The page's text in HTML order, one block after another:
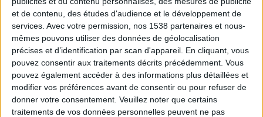
et de contenu, des études d'audience et le développement de
services. Avec votre permission, nos 1538 partenaires et nous-
mêmes pouvons utiliser des données de géolocalisation
précises et d’identification par scan d'appareil. En cliquant, vous
pouvez consentir aux traitements décrits précédemment. Vous
pouvez également accéder à des informations plus détaillées et
modifier vos préférences avant de consentir ou pour refuser de
donner votre consentement. Veuillez noter que certains
traitements de vos données personnelles peuvent ne pas
Combien de kilos souhaitez-vous perdre ?
Moins de
5 kilos
De 5 à 10
kilos
Plus de
10 kilos
Webinaires en direct Voir tout